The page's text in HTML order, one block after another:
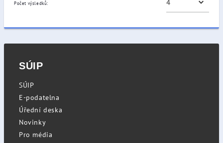
Počet výsledků:
SÚIP
SÚIP
E-podatelna
Úřední deska
Novinky
Pro média